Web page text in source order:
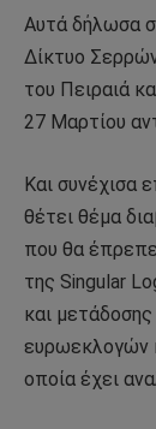
Αυτά δήλωσα
Δίκτυο
του Πειραιά
27 Μαρτίου
Και συνέχισα
θέτει θέμα
που θα έπρεπε
της Singular
και
ευρωεκλογών
οποία έχει